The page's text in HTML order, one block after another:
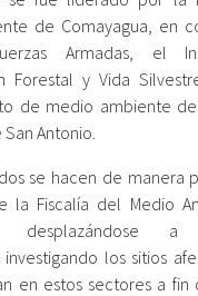
de Comayagua, en
Armadas, el
Forestal y Vida
de medio ambiente
Antonio.
se hacen de manera
la Fiscalía del Medio
desplazándose a
los sitios
en estos sectores a fin